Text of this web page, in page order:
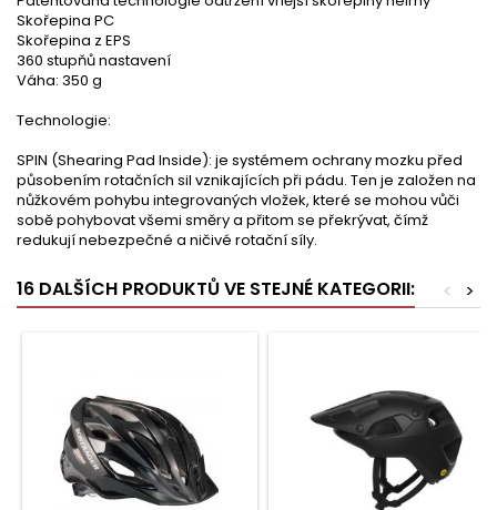
Skořepina PC
Skořepina z EPS
360 stupňů nastavení
Váha: 350 g
Technologie:
SPIN (Shearing Pad Inside): je systémem ochrany mozku před
působením rotačních sil vznikajících při pádu. Ten je založen na
nůžkovém pohybu integrovaných vložek, které se mohou vůči
sobě pohybovat všemi směry a přitom se překrývat, čímž
redukují nebezpečné a ničivé rotační síly.
16 DALŠÍCH PRODUKTŮ VE STEJNÉ KATEGORII: >
<